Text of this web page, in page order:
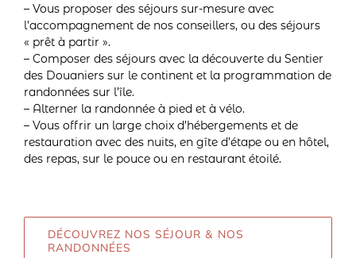
– Vous proposer des séjours sur-mesure avec
l’accompagnement de nos conseillers, ou des séjours
« prêt à partir ».
– Composer des séjours avec la découverte du Sentier
des Douaniers sur le continent et la programmation de
randonnées sur l’île.
– Alterner la randonnée à pied et à vélo.
– Vous offrir un large choix d’hébergements et de
restauration avec des nuits, en gîte d’étape ou en hôtel,
des repas, sur le pouce ou en restaurant étoilé.
DÉCOUVREZ NOS SÉJOUR & NOS
RANDONNÉES